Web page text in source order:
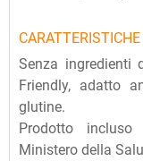
Senza ingredienti
Friendly, adatto
glutine.
Prodotto
Ministero della